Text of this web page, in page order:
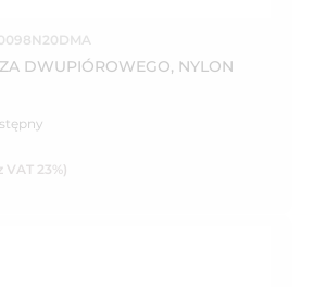
DWUPIÓROWEGO, NYLON
23%)